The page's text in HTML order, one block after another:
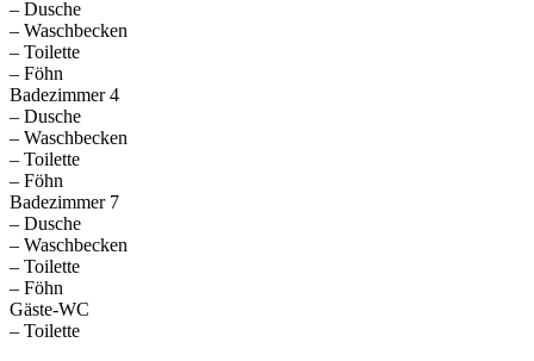
– Dusche
– Waschbecken
– Toilette
– Föhn
Badezimmer 4
– Dusche
– Waschbecken
– Toilette
– Föhn
Badezimmer 7
– Dusche
– Waschbecken
– Toilette
– Föhn
Gäste-WC
– Toilette